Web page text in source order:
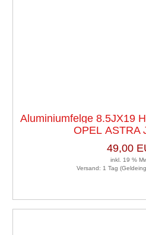
Aluminiumfelge 8.5JX19
OPEL ASTRA
49,00
inkl. 19 %
Versand: 1 Tag